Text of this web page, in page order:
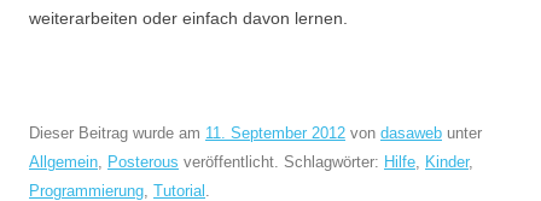
weiterarbeiten oder einfach davon lernen.
Dieser Beitrag wurde am 11. September 2012 von dasaweb unter
Allgemein, Posterous veröffentlicht. Schlagwörter: Hilfe, Kinder,
Programmierung, Tutorial .